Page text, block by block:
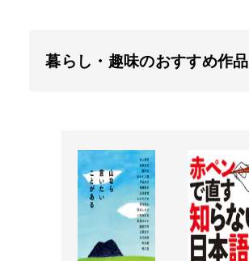
暮らし・趣味のおすすめ作品